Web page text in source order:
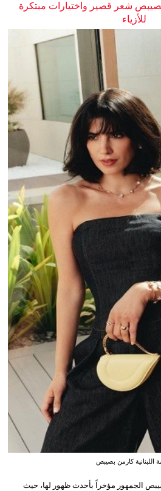
شعر قصير واختيارات مبتكرة
للأزياء
اللبنانية كارمن بصيبص
الجمهور مؤخراً بأحدث ظهور لها، حيث